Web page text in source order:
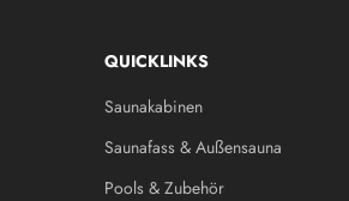
QUICKLINKS
Saunakabinen
Saunafass & Außensauna
Pools & Zubehör